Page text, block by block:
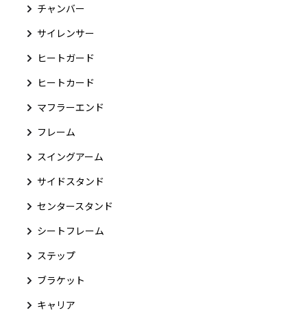
チャンバー
サイレンサー
ヒートガード
ヒートカード
マフラーエンド
フレーム
スイングアーム
サイドスタンド
センタースタンド
シートフレーム
ステップ
ブラケット
キャリア